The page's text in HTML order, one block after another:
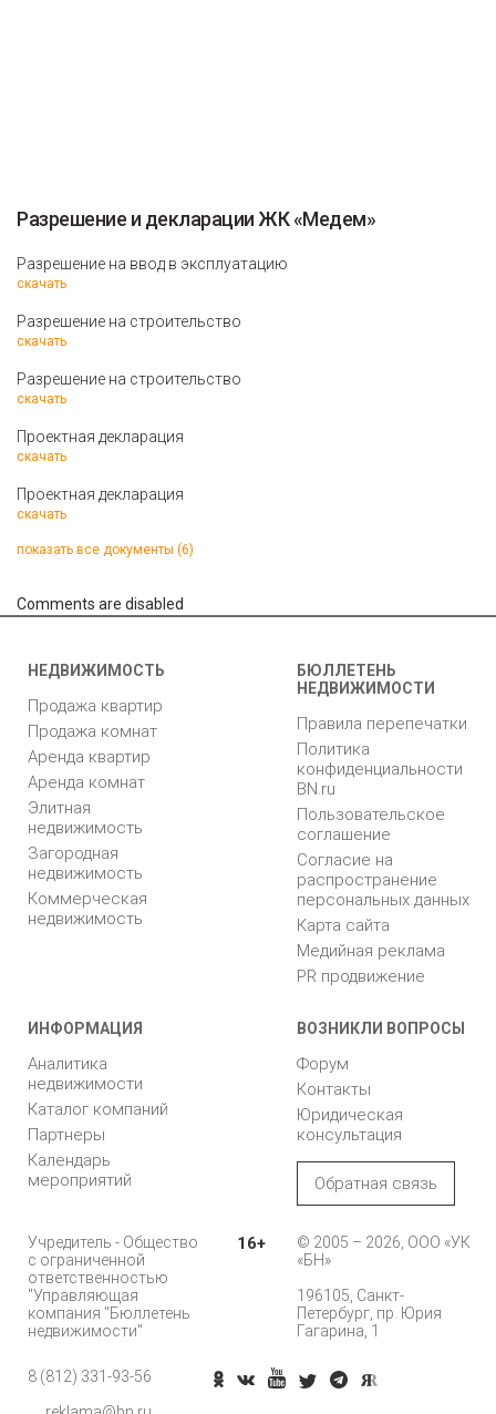
Разрешение и декларации ЖК «Медем»
Разрешение на ввод в эксплуатацию
скачать
Разрешение на строительство
скачать
Разрешение на строительство
скачать
Проектная декларация
скачать
Проектная декларация
скачать
показать все документы (6)
Comments are disabled
НЕДВИЖИМОСТЬ
Продажа квартир
Продажа комнат
Аренда квартир
Аренда комнат
Элитная
недвижимость
Загородная
недвижимость
Коммерческая
недвижимость
БЮЛЛЕТЕНЬ
НЕДВИЖИМОСТИ
Правила перепечатки
Политика
конфиденциальности
BN.ru
Пользовательское
соглашение
Согласие на
распространение
персональных данных
Карта сайта
Медийная реклама
PR продвижение
ИНФОРМАЦИЯ
Аналитика
недвижимости
Каталог компаний
Партнеры
Календарь
мероприятий
ВОЗНИКЛИ ВОПРОСЫ
Форум
Контакты
Юридическая
консультация
Обратная связь
Учредитель - Общество
с ограниченной
ответственностью
"Управляющая
компания "Бюллетень
недвижимости"
16+
© 2005 – 2026, ООО «УК
«БН»
196105, Санкт-
Петербург, пр. Юрия
Гагарина, 1
8 (812) 331-93-56